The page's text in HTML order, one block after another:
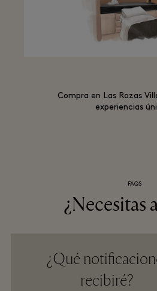
Compra en Las Rozas
experiencias
FAQS
¿Necesitas
¿Qué
recibiré?